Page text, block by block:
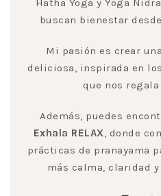
Hatha Yoga y Yoga
buscan bienestar
Mi pasión es crear
deliciosa, inspirada en
que nos regala
Además, puedes
Exhala RELAX, donde
prácticas de pranayama
más calma, claridad